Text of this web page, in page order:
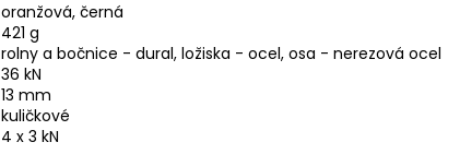
oranžová, černá
421 g
rolny a bočnice - dural, ložiska - ocel, osa - nerezová ocel
36 kN
13 mm
kuličkové
4 x 3 kN